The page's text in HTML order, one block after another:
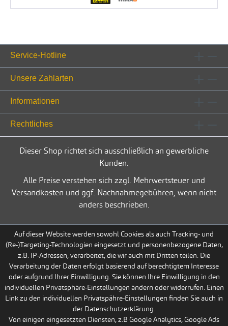
Service-Hotline
Unsere Zahlarten
Informationen
Rechtliches
Dieser Shop richtet sich ausschließlich an gewerbliche
Kunden.
Alle Preise verstehen sich zzgl. Mehrwertsteuer und
Versandkosten und ggf. Nachnahmegebühren, wenn nicht
anders beschrieben.
Auf dieser Website werden sowohl Cookies als auch Tracking- und
(Re-)Targeting-Technologien eingesetzt und personenbezogene Daten,
z.B. IP-Adressen, verarbeitet, die wir auch mit Dritten teilen. Die
Verarbeitung der Daten erfolgt basierend auf berechtigtem Interesse
oder aufgrund Ihrer Einwilligung. Sie können Ihre Einwilligung in den
individuellen Privatsphäre-Einstellungen ändern oder widerrufen. Einen
Link zu den individuellen Privatspähre-Einstellungen finden Sie auch in
der Datenschutzerklärung.
Von einigen eingesetzten Diensten, z.B Google Analytics, Google Ads